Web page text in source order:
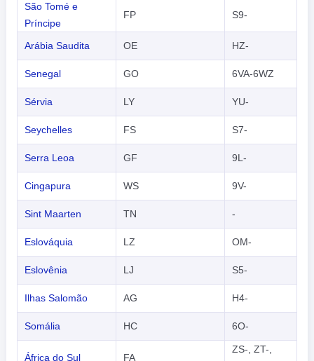
São Tomé e
Príncipe
FP S9-
Arábia Saudita OE HZ-
Senegal GO 6VA-6WZ
Sérvia LY YU-
Seychelles FS S7-
Serra Leoa GF 9L-
Cingapura WS 9V-
Sint Maarten TN -
Eslováquia LZ OM-
Eslovênia LJ S5-
Ilhas Salomão AG H4-
Somália HC 6O-
África do Sul FA
ZS-, ZT-,